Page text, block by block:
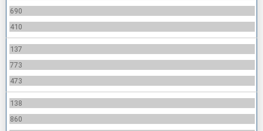
690
410
137
773
473
138
860